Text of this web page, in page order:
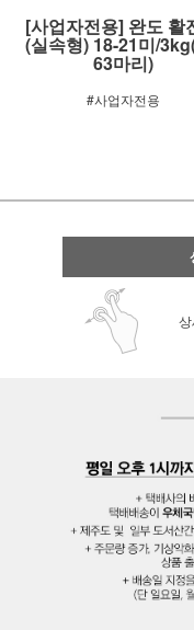
[사업자전용] 완도 활
(실속형) 18-21미/
63마리)
#사업자전용